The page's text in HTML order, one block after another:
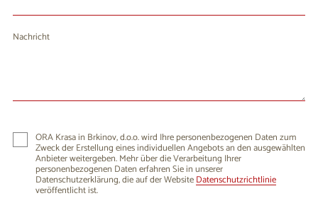
Nachricht
ORA Krasa in Brkinov, d.o.o. wird Ihre personenbezogenen Daten zum
Zweck der Erstellung eines individuellen Angebots an den ausgewählten
Anbieter weitergeben. Mehr über die Verarbeitung Ihrer
personenbezogenen Daten erfahren Sie in unserer
Datenschutzerklärung, die auf der WebsiteDatenschutzrichtlinie
veröffentlicht ist.